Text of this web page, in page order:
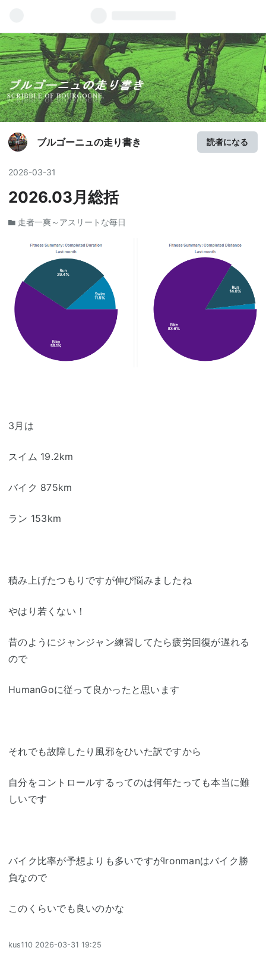
ブルゴーニュの走り書き 読者になる
2026-03-31
2026.03月総括
走者一爽～アスリートな毎日
3月は
スイム 19.2km
バイク 875km
ラン 153km
積み上げたつもりですが伸び悩みましたね
やはり若くない！
昔のようにジャンジャン練習してたら疲労回復が遅れる
ので
HumanGoに従って良かったと思います
それでも故障したり風邪をひいた訳ですから
自分をコントロールするってのは何年たっても本当に難
しいです
バイク比率が予想よりも多いですがIronmanはバイク勝
負なので
このくらいでも良いのかな
kus110 2026-03-31 19:25